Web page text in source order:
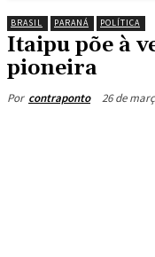
BRASIL PARANÁ POLÍTICA
Itaipu põe à
pioneira
Por contraponto 26 de